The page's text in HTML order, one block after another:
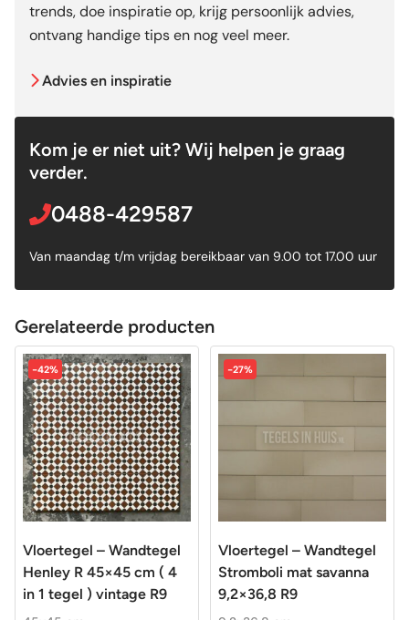
trends, doe inspiratie op, krijg persoonlijk advies,
ontvang handige tips en nog veel meer.
Advies en inspiratie
Kom je er niet uit? Wij helpen je graag
verder.
0488-429587
Van maandag t/m vrijdag bereikbaar van 9.00 tot 17.00 uur
Gerelateerde producten
-42%
Vloertegel – Wandtegel
Henley R 45×45 cm ( 4
in 1 tegel ) vintage R9
-27%
Vloertegel – Wandtegel
Stromboli mat savanna
9,2×36,8 R9